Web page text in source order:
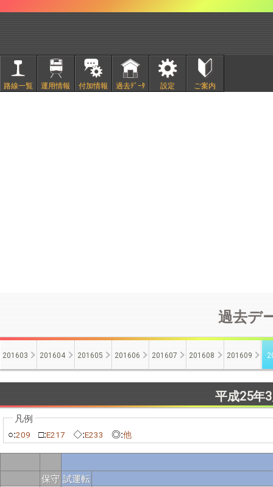
路線一覧 運用情報 付加情報 過去ﾃﾞｰﾀ 設定 ご案内
過去デ
201603 201604 201605 201606 201607 201608 201609
平成25年
○:209 □:E217 ◇:E233 ◎:他
保守 試運転